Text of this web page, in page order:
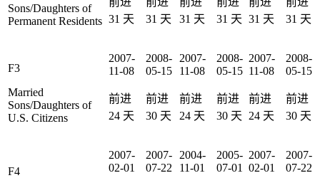
Sons/Daughters of
Permanent Residents 31 天
31 天
31 天
31 天 31 天
31 天
F3
Married
Sons/Daughters of
U.S. Citizens
2007-
11-08
前进
24 天
2008-
05-15
前进
30 天
2007-
11-08
前进
24 天
2008-
05-15
前进
30 天
2007-
11-08
前进
24 天
2008-
05-15
前进
30 天
F4
2007-
02-01
2007-
07-22
2004-
11-01
2005-
07-01
2007-
02-01
2007-
07-22